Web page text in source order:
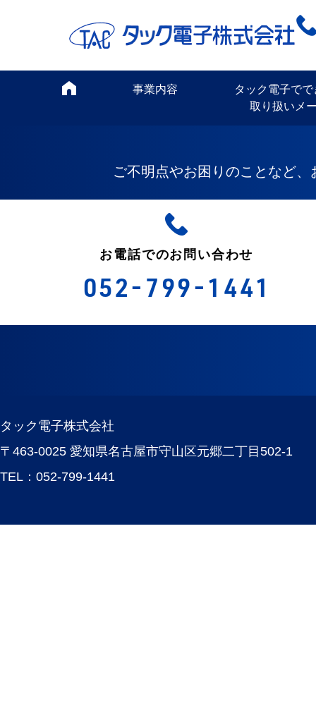
事業内容
タック電子で
取り扱いメ
ご不明点やお困りのことなど
お電話でのお問い合わせ
052-799-1441
タック電子株式会社
〒463-0025 愛知県名古屋市守山区元郷二丁目502-1
TEL： 052-799-1441